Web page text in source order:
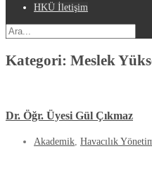
HKÜ İletişim
Kategori: Meslek
Dr. Öğr. Üyesi Gül Çıkmaz
Akademik, Havacılık